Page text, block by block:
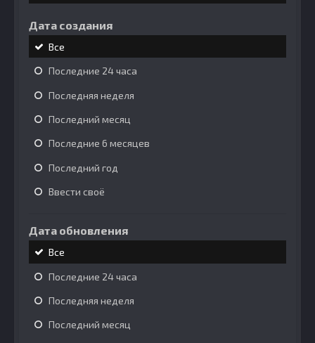
Дата создания
Все
Последние 24 часа
Последняя неделя
Последний месяц
Последние 6 месяцев
Последний год
Ввести своё
Дата обновления
Все
Последние 24 часа
Последняя неделя
Последний месяц